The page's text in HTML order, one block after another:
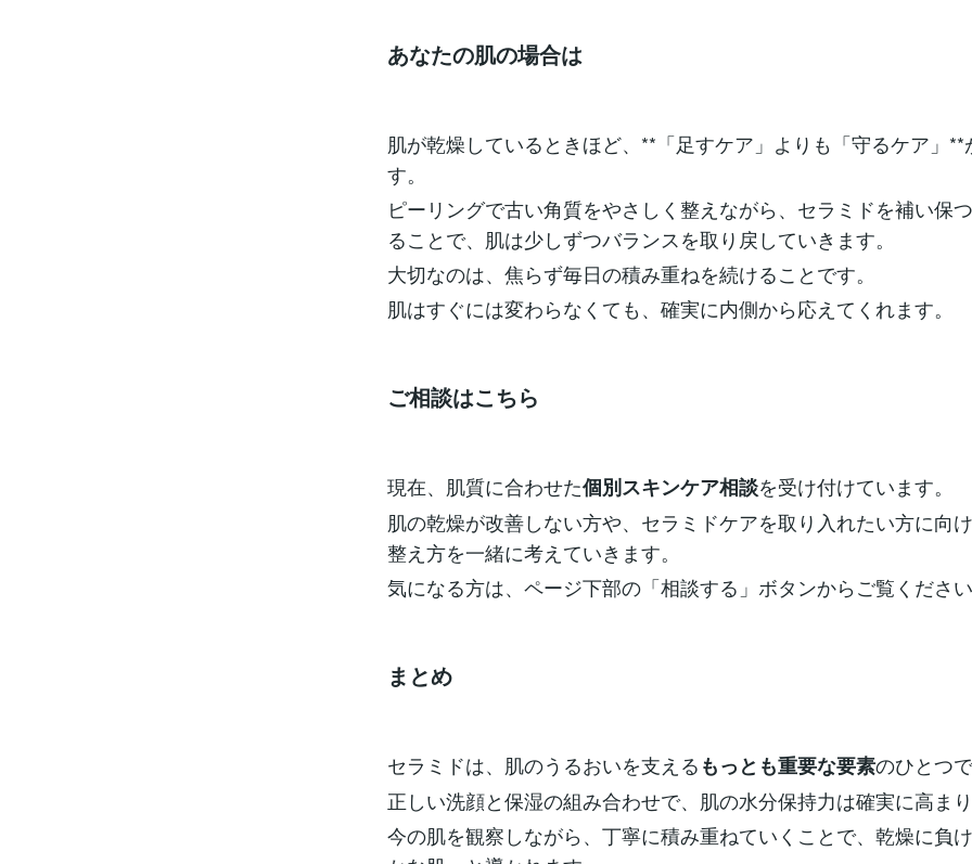
あなたの肌の場合は
肌が乾燥しているときほど、**「足すケア」よりも「守るケア」**
す。
ピーリングで古い角質をやさしく整えながら、セラミドを補い保
ることで、肌は少しずつバランスを取り戻していきます。
大切なのは、焦らず毎日の積み重ねを続けることです。
肌はすぐには変わらなくても、確実に内側から応えてくれます。
ご相談はこちら
現在、肌質に合わせた個別スキンケア相談を受け付けています。
肌の乾燥が改善しない方や、セラミドケアを取り入れたい方に向
整え方を一緒に考えていきます。
気になる方は、ページ下部の「相談する」ボタンからご覧ください
まとめ
セラミドは、肌のうるおいを支えるもっとも重要な要素のひとつで
正しい洗顔と保湿の組み合わせで、肌の水分保持力は確実に高まり
今の肌を観察しながら、丁寧に積み重ねていくことで、乾燥に負